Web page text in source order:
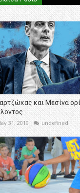
και Μεσίνα
31, 2019 undefined